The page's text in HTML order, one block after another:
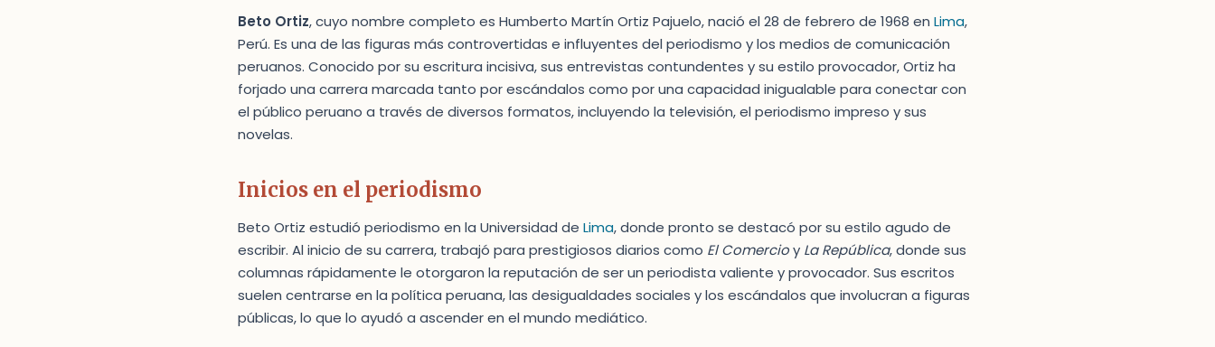
Beto Ortiz, cuyo nombre completo es Humberto Martín Ortiz Pajuelo, nació el 28 de febrero de 1968 en Lima,
Perú. Es una de las figuras más controvertidas e influyentes del periodismo y los medios de comunicación
peruanos. Conocido por su escritura incisiva, sus entrevistas contundentes y su estilo provocador, Ortiz ha
forjado una carrera marcada tanto por escándalos como por una capacidad inigualable para conectar con
el público peruano a través de diversos formatos, incluyendo la televisión, el periodismo impreso y sus
novelas.
Inicios en el periodismo
Beto Ortiz estudió periodismo en la Universidad de Lima, donde pronto se destacó por su estilo agudo de
escribir. Al inicio de su carrera, trabajó para prestigiosos diarios como El Comercioy La República, donde sus
columnas rápidamente le otorgaron la reputación de ser un periodista valiente y provocador. Sus escritos
suelen centrarse en la política peruana, las desigualdades sociales y los escándalos que involucran a figuras
públicas, lo que lo ayudó a ascender en el mundo mediático.